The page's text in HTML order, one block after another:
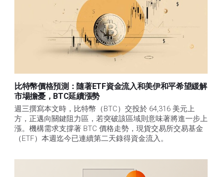
比特幣價格預測：隨著ETF資金流入和美伊和平希望緩解
市場擔憂，BTC延續漲勢
週三撰寫本文時，比特幣（BTC）交投於 64,316 美元上
方，正邁向關鍵阻力區，若突破該區域則意味著將進一步上
漲。機構需求支撐著 BTC 價格走勢，現貨交易所交易基金
（ETF）本週迄今已連續第二天錄得資金流入。